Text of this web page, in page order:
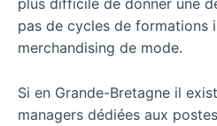
pas de cycles de formations
merchandising de mode.
Si en Grande-Bretagne il
managers dédiées aux